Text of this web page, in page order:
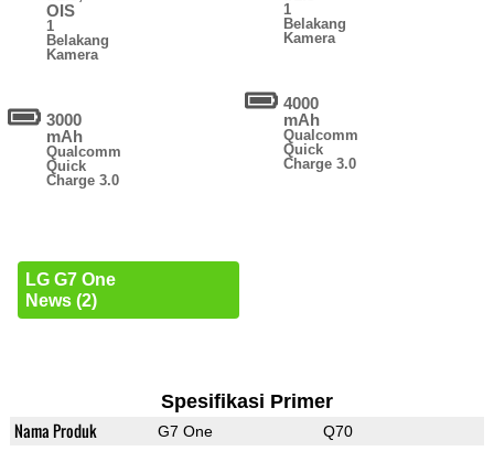
OIS
1
Belakang
Kamera
3000
mAh
Qualcomm
Quick
Charge 3.0
LG G7 One
News (2)
1
Belakang
Kamera
4000
mAh
Qualcomm
Quick
Charge 3.0
Spesifikasi Primer
Nama Produk G7 One Q70